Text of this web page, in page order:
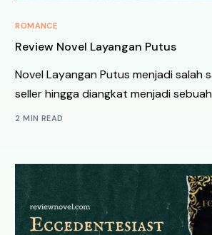
ROMANCE
Review Novel Layangan Putus
Novel Layangan Putus menjadi salah
seller hingga diangkat menjadi
2 MIN READ